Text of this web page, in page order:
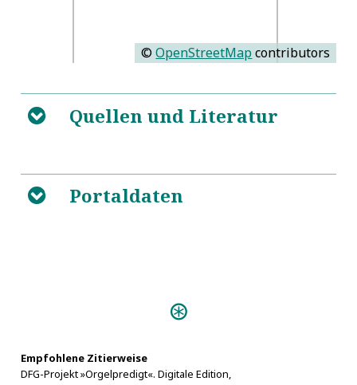
©OpenStreetMap contributors
B Quellen und Literatur
B Portaldaten
Vlmische Orgel Predigt (Ulm
Ein wolgerührtes Orgel=Werck
(Königsberg 1721)
Empfohlene Zitierweise
DFG-Projekt »Orgelpredigt«. Digitale Edition,